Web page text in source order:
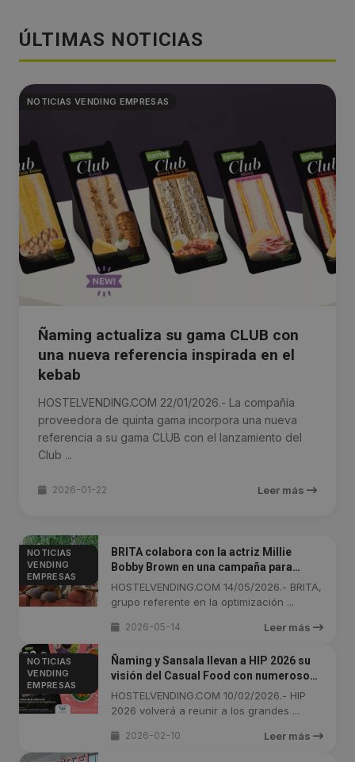
ÚLTIMAS NOTICIAS
NOTICIAS VENDING EMPRESAS
Ñaming actualiza su gama CLUB con
una nueva referencia inspirada en el
kebab
HOSTELVENDING.COM 22/01/2026.- La compañía
proveedora de quinta gama incorpora una nueva
referencia a su gama CLUB con el lanzamiento del
Club ...
2026-01-22 Leer más
NOTICIAS
VENDING
EMPRESAS
BRITA colabora con la actriz Millie
Bobby Brown en una campaña para
impulsar el consumo de agua filtrada
HOSTELVENDING.COM 14/05/2026.- BRITA,
grupo referente en la optimización ...
2026-05-14 Leer más
NOTICIAS
VENDING
EMPRESAS
Ñaming y Sansala llevan a HIP 2026 su
visión del Casual Food con numerosos
lanzamientos
HOSTELVENDING.COM 10/02/2026.- HIP
2026 volverá a reunir a los grandes ...
2026-02-10 Leer más